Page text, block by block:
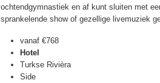
ochtendgymnastiek en af kunt sluiten met
sprankelende show of gezellige livemuziek
vanaf €768
Hotel
Turkse Rivièra
Side